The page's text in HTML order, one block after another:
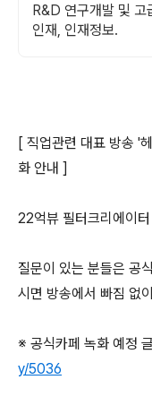
R&D 연구개발 및 고
인재, 인재정보.
[ 직업관련 대표 방송 '
화 안내 ]
22억뷰 필터크리에이
질문이 있는 분들은 공
시면 방송에서 빠짐 없
※ 공식카페 녹화 예정
y/5036